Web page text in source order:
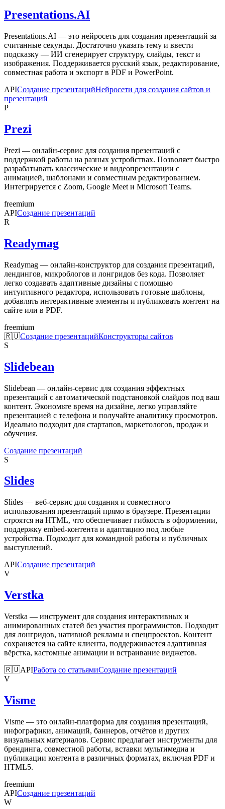
Presentations.AI
Presentations.AI — это нейросеть для создания презентаций за
считанные секунды. Достаточно указать тему и ввести
подсказку — ИИ сгенерирует структуру, слайды, текст и
изображения. Поддерживается русский язык, редактирование,
совместная работа и экспорт в PDF и PowerPoint.
APIСоздание презентацийНейросети для создания сайтов и
презентаций
P
Prezi
Prezi — онлайн-сервис для создания презентаций с
поддержкой работы на разных устройствах. Позволяет быстро
разрабатывать классические и видеопрезентации с
анимацией, шаблонами и совместным редактированием.
Интегрируется с Zoom, Google Meet и Microsoft Teams.
freemium
APIСоздание презентаций
R
Readymag
Readymag — онлайн-конструктор для создания презентаций,
лендингов, микроблогов и лонгридов без кода. Позволяет
легко создавать адаптивные дизайны с помощью
интуитивного редактора, использовать готовые шаблоны,
добавлять интерактивные элементы и публиковать контент на
сайте или в PDF.
freemium
🇷🇺Создание презентацийКонструкторы сайтов
S
Slidebean
Slidebean — онлайн-сервис для создания эффектных
презентаций с автоматической подстановкой слайдов под ваш
контент. Экономьте время на дизайне, легко управляйте
презентацией с телефона и получайте аналитику просмотров.
Идеально подходит для стартапов, маркетологов, продаж и
обучения.
Создание презентаций
S
Slides
Slides — веб-сервис для создания и совместного
использования презентаций прямо в браузере. Презентации
строятся на HTML, что обеспечивает гибкость в оформлении,
поддержку embed-контента и адаптацию под любые
устройства. Подходит для командной работы и публичных
выступлений.
APIСоздание презентаций
V
Verstka
Verstka — инструмент для создания интерактивных и
анимированных статей без участия программистов. Подходит
для лонгридов, нативной рекламы и спецпроектов. Контент
сохраняется на сайте клиента, поддерживается адаптивная
вёрстка, кастомные анимации и встраивание виджетов.
🇷🇺APIРабота со статьямиСоздание презентаций
V
Visme
Visme — это онлайн-платформа для создания презентаций,
инфографики, анимаций, баннеров, отчётов и других
визуальных материалов. Сервис предлагает инструменты для
брендинга, совместной работы, вставки мультимедиа и
публикации контента в различных форматах, включая PDF и
HTML5.
freemium
APIСоздание презентаций
W